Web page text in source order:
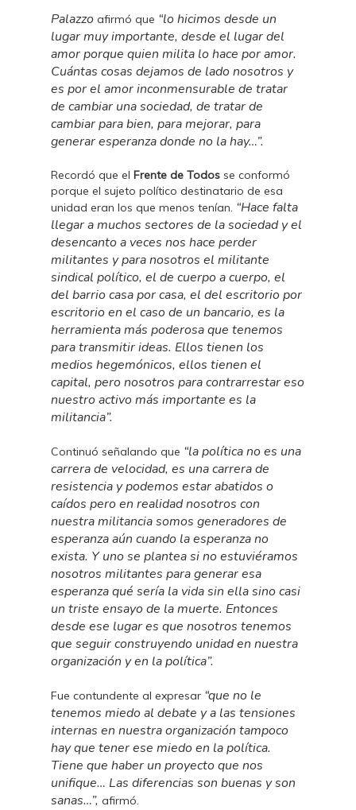
Palazzo afirmó que “lo hicimos desde un
lugar muy importante, desde el lugar del
amor porque quien milita lo hace por amor.
Cuántas cosas dejamos de lado nosotros y
es por el amor inconmensurable de tratar
de cambiar una sociedad, de tratar de
cambiar para bien, para mejorar, para
generar esperanza donde no la hay…”.
Recordó que elFrente de Todos se conformó
porque el sujeto político destinatario de esa
unidad eran los que menos tenían. “Hace falta
llegar a muchos sectores de la sociedad y el
desencanto a veces nos hace perder
militantes y para nosotros el militante
sindical político, el de cuerpo a cuerpo, el
del barrio casa por casa, el del escritorio por
escritorio en el caso de un bancario, es la
herramienta más poderosa que tenemos
para transmitir ideas. Ellos tienen los
medios hegemónicos, ellos tienen el
capital, pero nosotros para contrarrestar eso
nuestro activo más importante es la
militancia”.
Continuó señalando que “la política no es una
carrera de velocidad, es una carrera de
resistencia y podemos estar abatidos o
caídos pero en realidad nosotros con
nuestra militancia somos generadores de
esperanza aún cuando la esperanza no
exista. Y uno se plantea si no estuviéramos
nosotros militantes para generar esa
esperanza qué sería la vida sin ella sino casi
un triste ensayo de la muerte. Entonces
desde ese lugar es que nosotros tenemos
que seguir construyendo unidad en nuestra
organización y en la política”.
Fue contundente al expresar “que no le
tenemos miedo al debate y a las tensiones
internas en nuestra organización tampoco
hay que tener ese miedo en la política.
Tiene que haber un proyecto que nos
unifique… Las diferencias son buenas y son
sanas…”, afirmó.